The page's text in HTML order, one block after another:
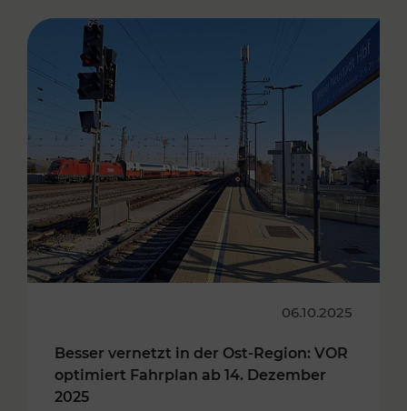
06.10.2025
Besser vernetzt in der Ost-Region: VOR
optimiert Fahrplan ab 14. Dezember
2025